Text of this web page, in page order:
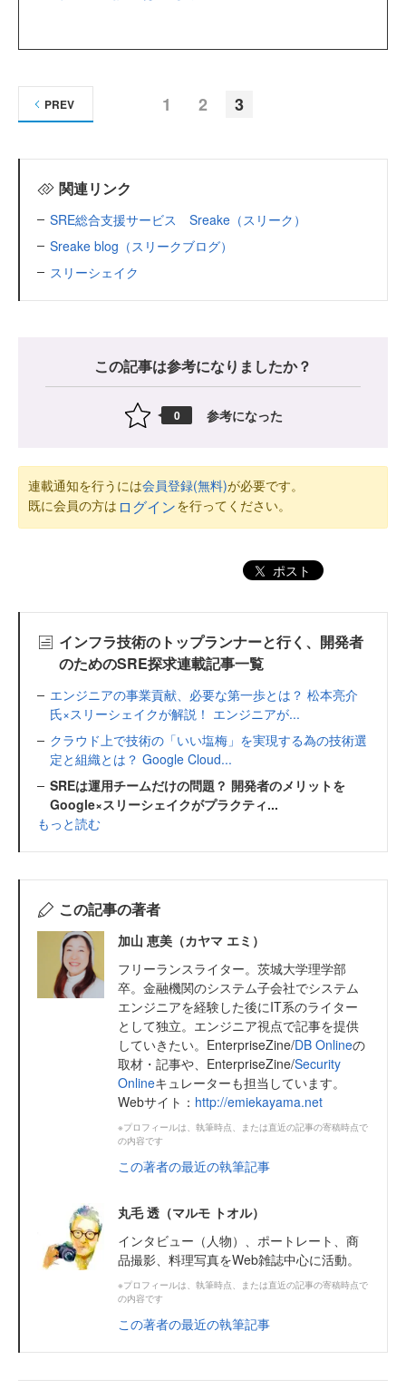
1 2 3
PREV
関連リンク
SRE総合支援サービス Sreake（スリーク）
Sreake blog（スリークブログ）
スリーシェイク
この記事は参考になりましたか？
0 参考になった
連載通知を行うには会員登録(無料)が必要です。
既に会員の方は ログインを行ってください。
ポスト
インフラ技術のトップランナーと行く、開発者
のためのSRE探求連載記事一覧
エンジニアの事業貢献、必要な第一歩とは？ 松本亮介
氏×スリーシェイクが解説！ エンジニアが...
クラウド上で技術の「いい塩梅」を実現する為の技術選
定と組織とは？ Google Cloud...
SREは運用チームだけの問題？ 開発者のメリットを
Google×スリーシェイクがプラクティ...
もっと読む
この記事の著者
加山 恵美（カヤマ エミ）
フリーランスライター。茨城大学理学部
卒。金融機関のシステム子会社でシステム
エンジニアを経験した後にIT系のライター
として独立。エンジニア視点で記事を提供
していきたい。EnterpriseZine/DB Onlineの
取材・記事や、EnterpriseZine/Security
Onlineキュレーターも担当しています。
Webサイト： http://emiekayama.net
※プロフィールは、執筆時点、または直近の記事の寄稿時点で
の内容です
この著者の最近の執筆記事
丸毛 透（マルモ トオル）
インタビュー（人物）、ポートレート、商
品撮影、料理写真をWeb雑誌中心に活動。
※プロフィールは、執筆時点、または直近の記事の寄稿時点で
の内容です
この著者の最近の執筆記事